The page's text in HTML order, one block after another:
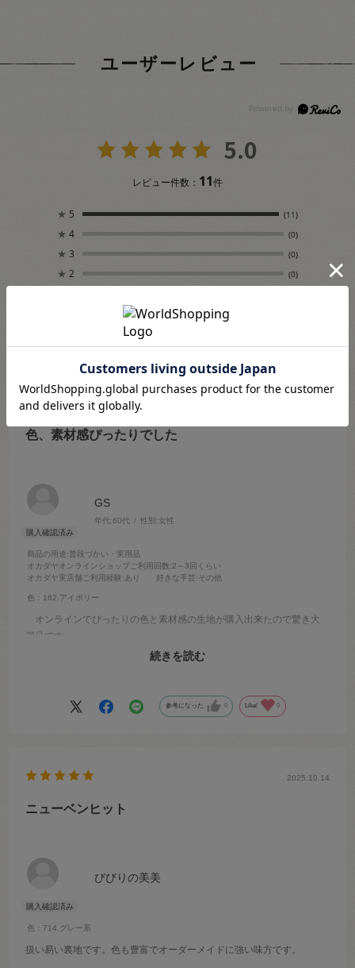
ユーザーレビュー
5.0
レビュー件数： 11件
★ 5 (11)
★ 4 (0)
★ 3 (0)
★ 2 (0)
GS
年代:60代 性別:女性
商品の用途:普段づかい・実用品
オカダヤオンラインショップご利用回数:2～3回くらい
オカダヤ実店舗ご利用経験:あり 好きな手芸:その他
色：162.アイボリー
色、素材感ぴったりでした
オンラインでぴったりの色と素材感の生地が購入出来たので驚き大
満足です
白ベージュは微妙な色なのでオンラインでは無理かしらと思いつつも
続きを読む
参考になった 0 Like! 0
びびりの美美
色：714.グレー系
2025.10.14
ニューベンヒット
扱い易い裏地です。色も豊富でオーダーメイドに強い味方です。